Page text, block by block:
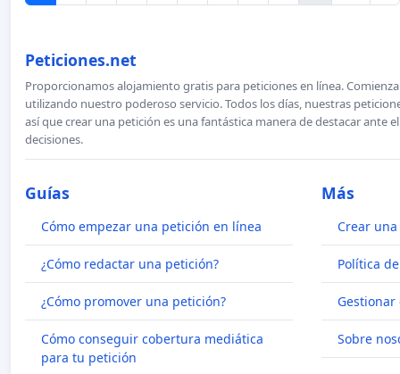
Peticiones.net
Proporcionamos alojamiento gratis para peticiones en línea.
utilizando nuestro poderoso servicio. Todos los días, nuestras
así que crear una petición es una fantástica manera de destacar ante
decisiones.
Guías
Cómo empezar una petición en línea
¿Cómo redactar una petición?
¿Cómo promover una petición?
Cómo conseguir cobertura mediática
para tu petición
Más
Crear
Política
Gestionar
Sobre